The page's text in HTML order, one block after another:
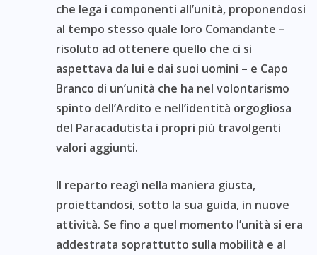
che lega i componenti all’unità, proponendosi
al tempo stesso quale loro Comandante –
risoluto ad ottenere quello che ci si
aspettava da lui e dai suoi uomini – e Capo
Branco di un’unità che ha nel volontarismo
spinto dell’Ardito e nell’identità orgogliosa
del Paracadutista i propri più travolgenti
valori aggiunti.
Il reparto reagì nella maniera giusta,
proiettandosi, sotto la sua guida, in nuove
attività. Se fino a quel momento l’unità si era
addestrata soprattutto sulla mobilità e al